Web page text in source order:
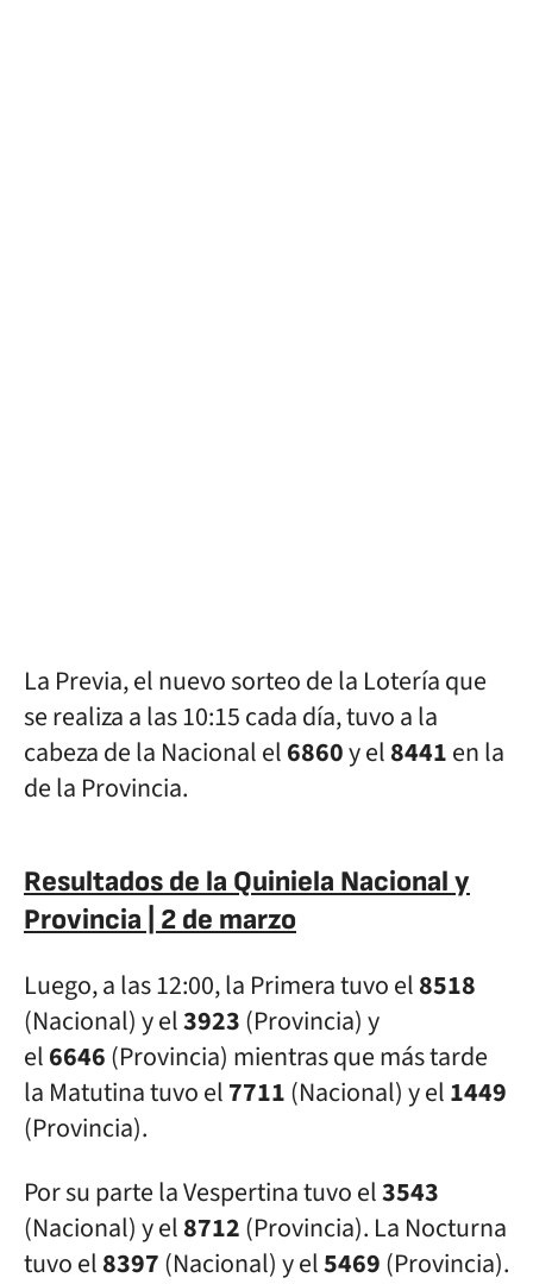
La Previa, el nuevo sorteo de la Lotería que
se realiza a las 10:15 cada día, tuvo a la
cabeza de la Nacional el6860y el8441en la
de la Provincia.
Resultados de la Quiniela Nacional y
Provincia | 2 de marzo
Luego, a las 12:00, la Primera tuvo el8518
(Nacional) y el3923(Provincia) y
el6646(Provincia) mientras que más tarde
la Matutina tuvo el7711(Nacional) y el1449
(Provincia).
Por su parte la Vespertina tuvo el3543
(Nacional) y el8712(Provincia). La Nocturna
tuvo el8397(Nacional) y el5469(Provincia).